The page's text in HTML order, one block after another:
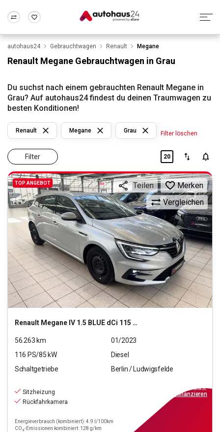
Wir bewerten dein Auto
Alle Fragen & Antworten
Rund um die Inzahlungnahme
Frankfurt Wuppertal
autohaus24 Gebrauchtwagen Renault Megane
Renault Megane Gebrauchtwagen in Grau
Du suchst nach einem gebrauchten Renault Megane in
Grau? Auf autohaus24 findest du deinen Traumwagen zu
besten Konditionen!
Filter
Renault Megane Grau Filter löschen
20
TOP ANGEBOT
Renault Megane IV 1.5 BLUE dCi 115 Grandtour Equilibre (EU
Vergleichen
Teilen Merken
56.263 km
01/2023
116 PS/85 kW
Diesel
Schaltgetriebe
Berlin / Ludwigsfelde
Sitzheizung
Rückfahrkamera
Energieverbrauch (kombiniert): 4.9 l/100km
CO₂-Emissionen kombiniert: 128 g/km
inkl.MwSt.
finanzieren